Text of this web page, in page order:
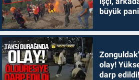
büyük
olay!
darp edildi!